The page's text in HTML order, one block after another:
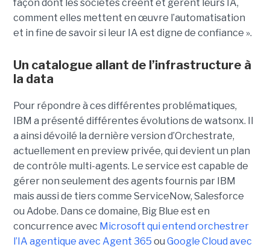
façon dont les sociétés créent et gèrent leurs IA,
comment elles mettent en œuvre l’automatisation
et in fine de savoir si leur IA est digne de confiance ».
Un catalogue allant de l’infrastructure à
la data
Pour répondre à ces différentes problématiques,
IBM a présenté différentes évolutions de watsonx. Il
a ainsi dévoilé la dernière version d’Orchestrate,
actuellement en preview privée, qui devient un plan
de contrôle multi-agents. Le service est capable de
gérer non seulement des agents fournis par IBM
mais aussi de tiers comme ServiceNow, Salesforce
ou Adobe. Dans ce domaine, Big Blue est en
concurrence avec Microsoft qui entend orchestrer
l’IA agentique avec Agent 365 ou Google Cloud avec